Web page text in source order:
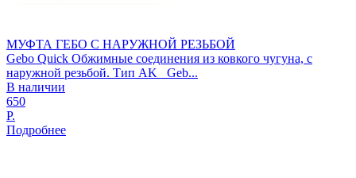
МУФТА ГЕБО С НАРУЖНОЙ РЕЗЬБОЙ
Gebo Quick Обжимные соединения из ковкого чугуна, с
наружной резьбой. Тип AK Geb...
В наличии
650
Р.
Подробнее